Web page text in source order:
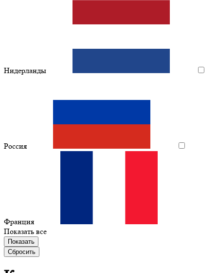
Нидерланды
Россия
Франция
Показать все
Показать
Сбросить